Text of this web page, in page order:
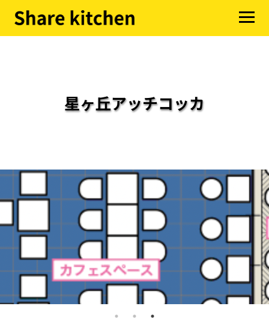
星ヶ丘アッチコッカ